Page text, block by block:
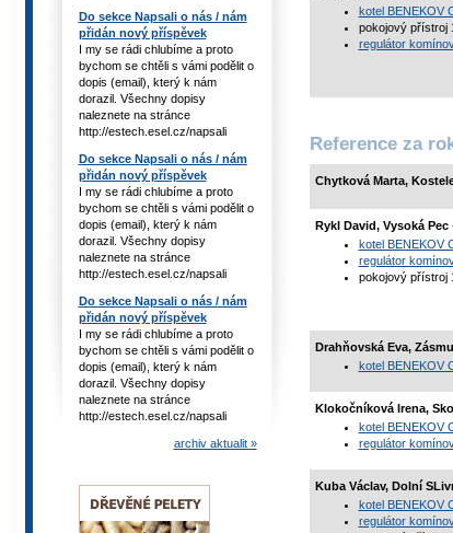
Do sekce Napsali o nás / nám
přidán nový příspěvek
I my se rádi chlubíme a proto
bychom se chtěli s vámi podělit o
dopis (email), který k nám
dorazil. Všechny dopisy
naleznete na stránce
http://estech.esel.cz/napsali
Do sekce Napsali o nás / nám
přidán nový příspěvek
I my se rádi chlubíme a proto
bychom se chtěli s vámi podělit o
dopis (email), který k nám
dorazil. Všechny dopisy
naleznete na stránce
http://estech.esel.cz/napsali
Do sekce Napsali o nás / nám
přidán nový příspěvek
I my se rádi chlubíme a proto
bychom se chtěli s vámi podělit o
dopis (email), který k nám
dorazil. Všechny dopisy
naleznete na stránce
http://estech.esel.cz/napsali
archiv aktualit »
kotel BENEKOV
pokojový přístroj
regulátor
Reference za
Chytková Marta,
Rykl David, Vysoká Pec
kotel BENEKOV
regulátor
pokojový přístroj
Drahňovská Eva,
kotel BENEKOV
Klokočníková Irena,
kotel BENEKOV
regulátor
Kuba Václav, Dolní
kotel BENEKOV
regulátor